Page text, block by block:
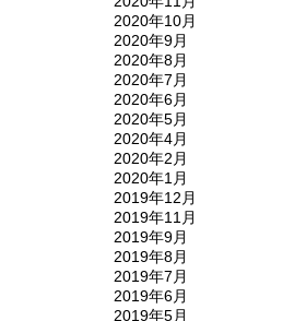
2020年10月
2020年9月
2020年8月
2020年7月
2020年6月
2020年5月
2020年4月
2020年2月
2020年1月
2019年12月
2019年11月
2019年9月
2019年8月
2019年7月
2019年6月
2019年5月